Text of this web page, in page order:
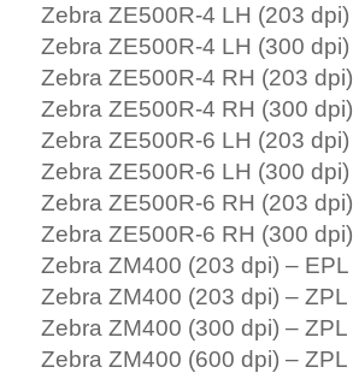
Zebra ZE500R-4 LH (203 dpi)
Zebra ZE500R-4 LH (300 dpi)
Zebra ZE500R-4 RH (203 dpi)
Zebra ZE500R-4 RH (300 dpi)
Zebra ZE500R-6 LH (203 dpi)
Zebra ZE500R-6 LH (300 dpi)
Zebra ZE500R-6 RH (203 dpi)
Zebra ZE500R-6 RH (300 dpi)
Zebra ZM400 (203 dpi) – EPL
Zebra ZM400 (203 dpi) – ZPL
Zebra ZM400 (300 dpi) – ZPL
Zebra ZM400 (600 dpi) – ZPL